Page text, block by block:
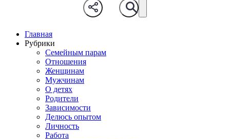
Главная
Рубрики
Семейным парам
Отношения
Женщинам
Мужчинам
О детях
Родители
Зависимости
Делюсь опытом
Личность
Работа